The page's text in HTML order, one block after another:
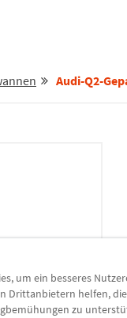
Audi-Q2-
um ein besseres
Drittanbietern helfen,
zu